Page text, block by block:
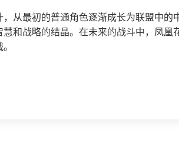
从最初的普通角色逐渐成长为联盟中的
和战略的结晶。在未来的战斗中，凤凰